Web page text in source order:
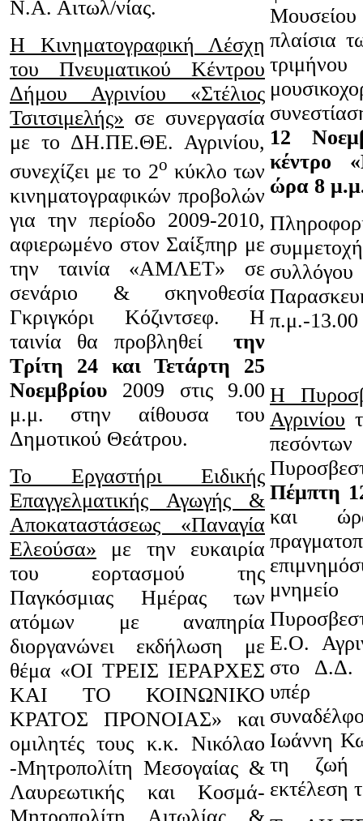
Ν.Α. Αιτωλ/νίας.
Η Κινηματογραφική Λέσχη
του Πνευματικού Κέντρου
Δήμου Αγρινίου «Στέλιος
Τσιτσιμελής» σε συνεργασία
με το ΔΗ.ΠΕ.ΘΕ. Αγρινίου,
συνεχίζει με το 2ο κύκλο των
κινηματογραφικών προβολών
για την περίοδο 2009-2010,
αφιερωμένο στον Σαίξπηρ με
την ταινία «ΑΜΛΕΤ» σε
σενάριο & σκηνοθεσία
Γκριγκόρι Κόζιντσεφ. Η
ταινία θα προβληθεί
την
Τρίτη 24 και Τετάρτη 25
Νοεμβρίου 2009 στις 9.00
μ.μ. στην αίθουσα του
Δημοτικού Θεάτρου.
Το Εργαστήρι Ειδικής
Επαγγελματικής Αγωγής &
Αποκαταστάσεως «Παναγία
Ελεούσα» με την ευκαιρία
του εορτασμού της
Παγκόσμιας Ημέρας των
ατόμων με αναπηρία
διοργανώνει εκδήλωση με
θέμα «ΟΙ ΤΡΕΙΣ ΙΕΡΑΡΧΕΣ
ΚΑΙ ΤΟ ΚΟΙΝΩΝΙΚΟ
ΚΡΑΤΟΣ ΠΡΟΝΟΙΑΣ» και
ομιλητές τους κ.κ. Νικόλαο
-Μητροπολίτη Μεσογαίας &
Λαυρεωτικής και Κοσμά-
Μητροπολίτη Αιτωλίας &
πλαίσια
τριμήνου
12
κέντρο
ώρα 8
π.μ.-
Η
Αγρινίου
Πέμπτη
και
Ε.Ο.
στο Δ.Δ.
υπέρ
Ιωάννη
τη ζωή
εκτέλεση